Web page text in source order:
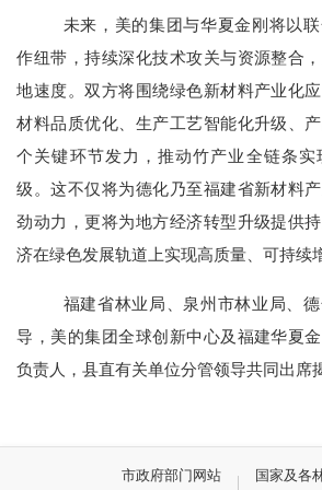
未来，美的集团与华夏金刚将以
作纽带，持续深化技术攻关与资源整合
地速度。双方将围绕绿色新材料产业化
材料品质优化、生产工艺智能化升级、
个关键环节发力，推动竹产业全链条
级。这不仅将为德化乃至福建省新材料
劲动力，更将为地方经济转型升级提供
济在绿色发展轨道上实现高质量、可持续
福建省林业局、泉州市林业局、
导，美的集团全球创新中心及福建华夏
负责人，县直有关单位分管领导共同出席
市政府部门网站
国家及各